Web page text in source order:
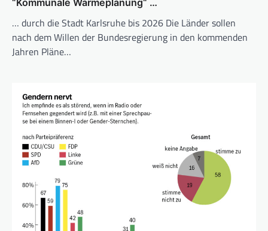
“Kommunale Wärmeplanung“ …
… durch die Stadt Karlsruhe bis 2026 Die Länder sollen
nach dem Willen der Bundesregierung in den kommenden
Jahren Pläne…